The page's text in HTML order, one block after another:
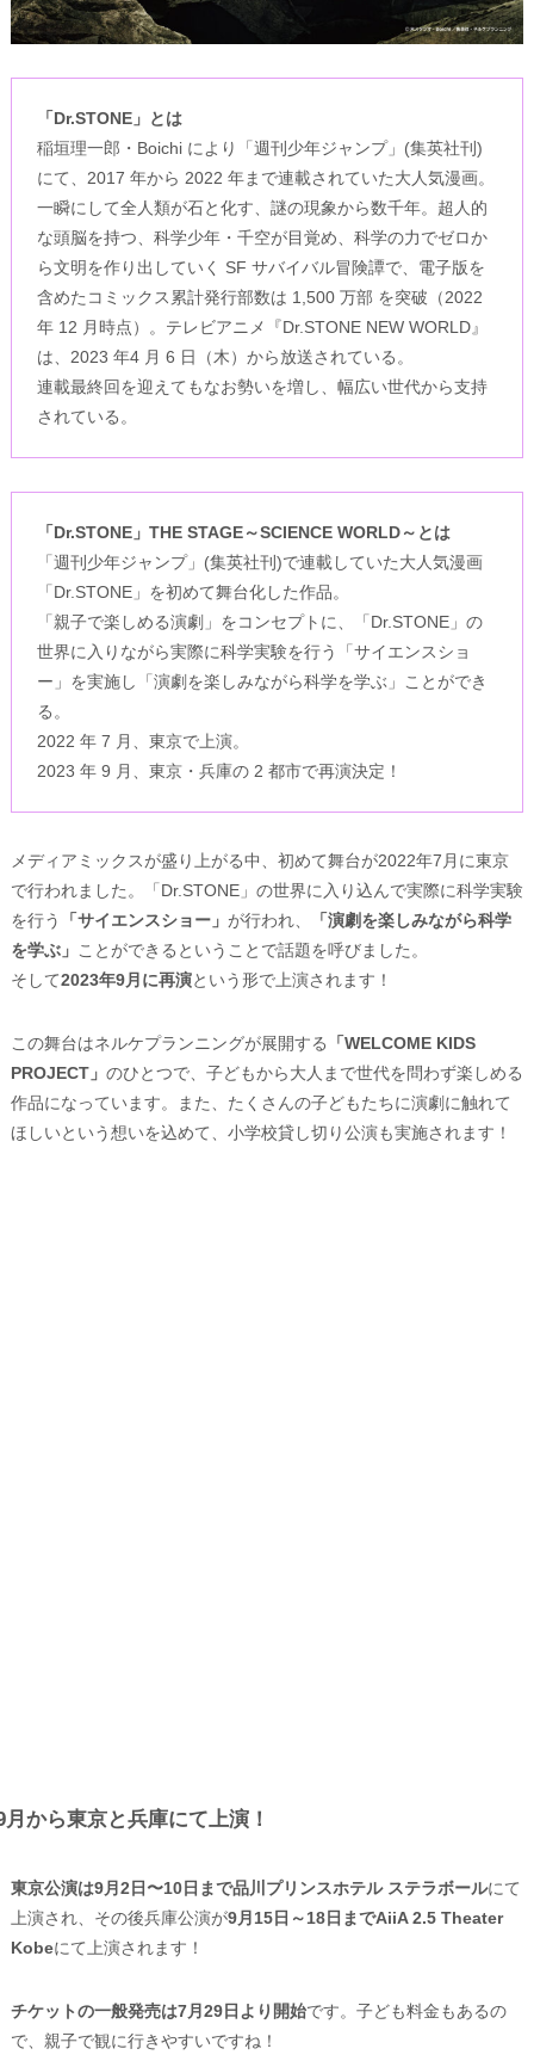
「Dr.STONE」とは
稲垣理一郎・Boichi により「週刊少年ジャンプ」(集英社刊)
にて、2017 年から 2022 年まで連載されていた大人気漫画。
一瞬にして全人類が石と化す、謎の現象から数千年。超人的
な頭脳を持つ、科学少年・千空が目覚め、科学の力でゼロか
ら文明を作り出していく SF サバイバル冒険譚で、電子版を
含めたコミックス累計発行部数は 1,500 万部 を突破（2022
年 12 月時点）。テレビアニメ『Dr.STONE NEW WORLD』
は、2023 年4 月 6 日（木）から放送されている。
連載最終回を迎えてもなお勢いを増し、幅広い世代から支持
されている。
「Dr.STONE」THE STAGE～SCIENCE WORLD～とは
「週刊少年ジャンプ」(集英社刊)で連載していた大人気漫画
「Dr.STONE」を初めて舞台化した作品。
「親子で楽しめる演劇」をコンセプトに、「Dr.STONE」の
世界に入りながら実際に科学実験を行う「サイエンスショ
ー」を実施し「演劇を楽しみながら科学を学ぶ」ことができ
る。
2022 年 7 月、東京で上演。
2023 年 9 月、東京・兵庫の 2 都市で再演決定！
メディアミックスが盛り上がる中、初めて舞台が2022年7月に東京
で行われました。「Dr.STONE」の世界に入り込んで実際に科学実験
を行う
「サイエンスショー」 が行われ、
「演劇を楽しみながら科学
を学ぶ」 ことができるということで話題を呼びました。
そして2023年9月に再演という形で上演されます！
この舞台はネルケプランニングが展開する
「WELCOME KIDS
PROJECT」 のひとつで、子どもから大人まで世代を問わず楽しめる
作品になっています。また、たくさんの子どもたちに演劇に触れて
ほしいという想いを込めて、小学校貸し切り公演も実施されます！
月から東京と兵庫にて上演！
東京公演は9月2日〜10日まで品川プリンスホテル ステラボールにて
上演され、その後兵庫公演が9月15日～18日までAiiA 2.5 Theater
Kobeにて上演されます！
チケットの一般発売は7月29日より開始です。子ども料金もあるの
で、親子で観に行きやすいですね！